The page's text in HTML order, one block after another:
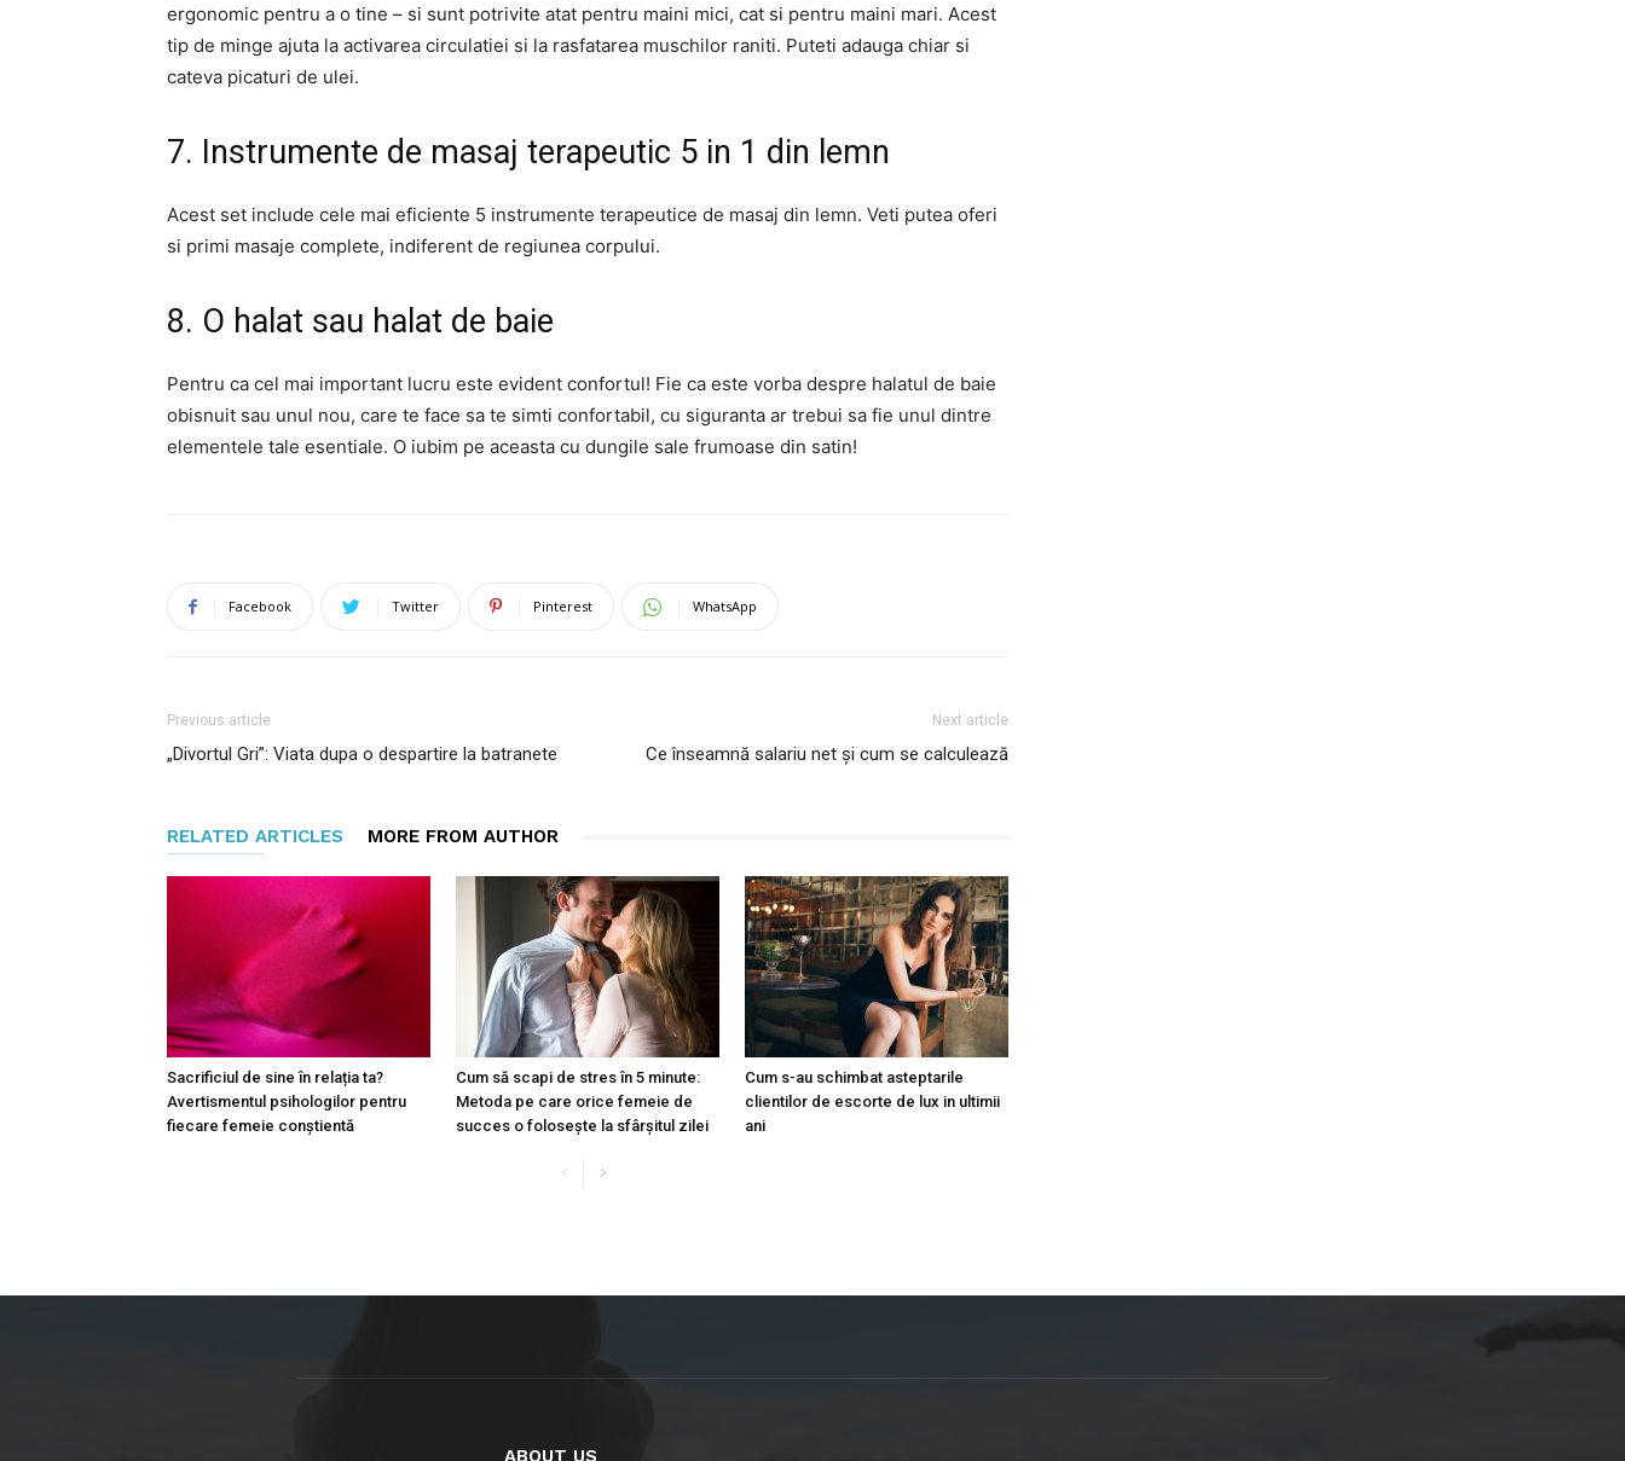
ergonomic pentru a o tine – si sunt potrivite atat pentru maini mici, cat si pentru maini mari. Acest
tip de minge ajuta la activarea circulatiei si la rasfatarea muschilor raniti. Puteti adauga chiar si
cateva picaturi de ulei.
7. Instrumente de masaj terapeutic 5 in 1 din lemn
Acest set include cele mai eficiente 5 instrumente terapeutice de masaj din lemn. Veti putea oferi
si primi masaje complete, indiferent de regiunea corpului.
8. O halat sau halat de baie
Pentru ca cel mai important lucru este evident confortul! Fie ca este vorba despre halatul de baie
obisnuit sau unul nou, care te face sa te simti confortabil, cu siguranta ar trebui sa fie unul dintre
elementele tale esentiale. O iubim pe aceasta cu dungile sale frumoase din satin!
Facebook Twitter Pinterest WhatsApp
Previous article
„Divortul Gri”: Viata dupa o despartire la batranete
Next article
Ce înseamnă salariu net și cum se calculează
RELATED ARTICLES MORE FROM AUTHOR
Sacrificiul de sine în relația ta?
Avertismentul psihologilor pentru
fiecare femeie conștientă
Cum să scapi de stres în 5 minute:
Metoda pe care orice femeie de
succes o folosește la sfârșitul zilei
Cum s-au schimbat asteptarile
clientilor de escorte de lux in ultimii
ani
ABOUT US